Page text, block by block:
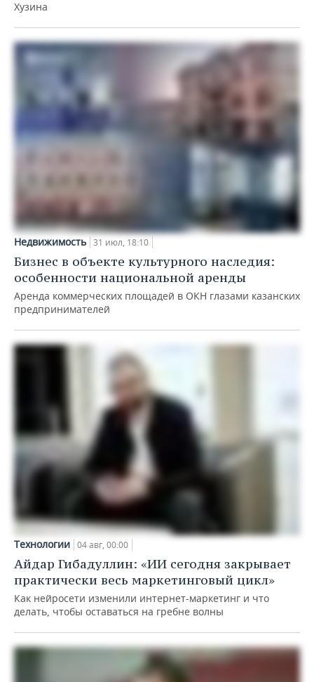
Хузина
Недвижимость 31 июл, 18:10
Бизнес в объекте культурного наследия:
особенности национальной аренды
Аренда коммерческих площадей в ОКН глазами казанских
предпринимателей
Технологии 04 авг, 00:00
Айдар Гибадуллин: «ИИ сегодня закрывает
практически весь маркетинговый цикл»
Как нейросети изменили интернет-маркетинг и что
делать, чтобы оставаться на гребне волны